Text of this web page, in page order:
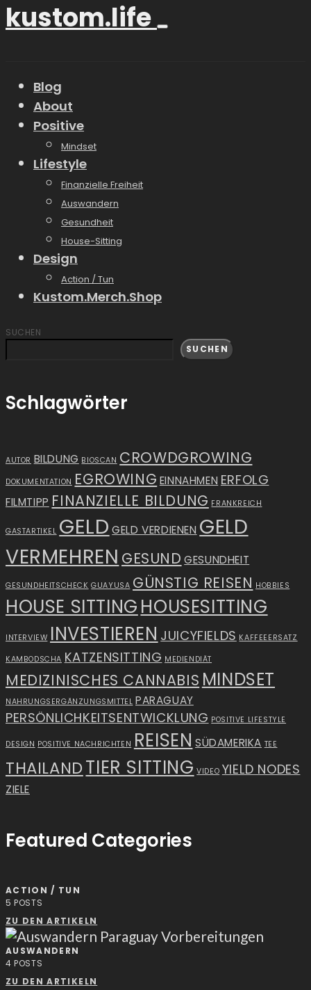
kustom.life
Blog
About
Positive
Mindset
Lifestyle
Finanzielle Freiheit
Auswandern
Gesundheit
House-Sitting
Design
Action / Tun
Kustom.Merch.Shop
SUCHEN
SUCHEN
Schlagwörter
AUTOR BILDUNG BIOSCAN CROWDGROWING
DOKUMENTATION EGROWING EINNAHMEN ERFOLG
FILMTIPP FINANZIELLE BILDUNG FRANKREICH
GASTARTIKEL GELD GELD VERDIENEN GELD
VERMEHREN GESUND GESUNDHEIT
GESUNDHEITSCHECK GUAYUSA GÜNSTIG REISEN HOBBIES
HOUSE SITTINGHOUSESITTING
INTERVIEW INVESTIEREN JUICYFIELDS KAFFEEERSATZ
KAMBODSCHA KATZENSITTING MEDIENDIÄT
MEDIZINISCHES CANNABIS MINDSET
NAHRUNGSERGÄNZUNGSMITTEL PARAGUAY
PERSÖNLICHKEITSENTWICKLUNG POSITIVE LIFESTYLE
DESIGN POSITIVE NACHRICHTEN REISEN SÜDAMERIKA TEE
THAILANDTIER SITTING VIDEO YIELD NODES
ZIELE
Featured Categories
ACTION / TUN
5 POSTS
ZU DEN ARTIKELN
AUSWANDERN
4 POSTS
ZU DEN ARTIKELN